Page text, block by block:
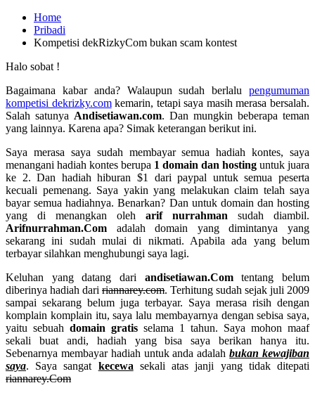
Home
Pribadi
Kompetisi dekRizkyCom bukan scam kontest
Halo sobat !
Bagaimana kabar anda? Walaupun sudah berlalu pengumuman
kompetisi dekrizky.comkemarin, tetapi saya masih merasa bersalah.
Salah satunya Andisetiawan.com. Dan mungkin beberapa teman
yang lainnya. Karena apa? Simak keterangan berikut ini.
Saya merasa saya sudah membayar semua hadiah kontes, saya
menangani hadiah kontes berupa 1 domain dan hosting untuk juara
ke 2. Dan hadiah hiburan $1 dari paypal untuk semua peserta
kecuali pemenang. Saya yakin yang melakukan claim telah saya
bayar semua hadiahnya. Benarkan? Dan untuk domain dan hosting
yang di menangkan oleh arif nurrahman sudah diambil.
Arifnurrahman.Com adalah domain yang dimintanya yang
sekarang ini sudah mulai di nikmati. Apabila ada yang belum
terbayar silahkan menghubungi saya lagi.
Keluhan yang datang dari andisetiawan.Comtentang belum
diberinya hadiah dari riannarey.com. Terhitung sudah sejak juli 2009
sampai sekarang belum juga terbayar. Saya merasa risih dengan
komplain komplain itu, saya lalu membayarnya dengan sebisa saya,
yaitu sebuah domain gratis selama 1 tahun. Saya mohon maaf
sekali buat andi, hadiah yang bisa saya berikan hanya itu.
Sebenarnya membayar hadiah untuk anda adalahbukan kewajiban
saya. Saya sangat kecewa sekali atas janji yang tidak ditepati
riannarey.Com